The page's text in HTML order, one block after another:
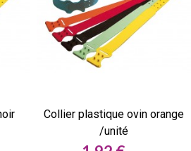
Collier plastique ovin orange
/unité